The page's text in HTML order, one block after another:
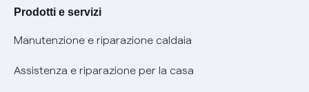
Agevolazione utenti con disabilità per offerte Fibra
Informativa RAEE
Prodotti e servizi
Manutenzione e riparazione caldaia
Assistenza e riparazione per la casa